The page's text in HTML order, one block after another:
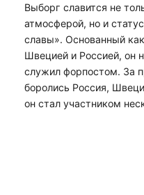
Выборг славится не
атмосферой, но и
славы». Основанный
Швецией и Россией, он
служил форпостом. За
боролись Россия,
он стал участником